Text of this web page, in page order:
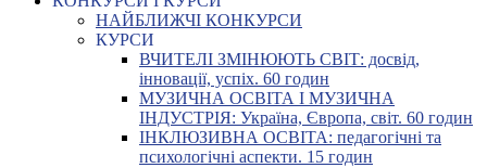
НАЙБЛИЖЧІ КОНКУРСИ
КУРСИ
ВЧИТЕЛІ ЗМІНЮЮТЬ СВІТ: досвід,
інновації, успіх. 60 годин
МУЗИЧНА ОСВІТА І МУЗИЧНА
ІНДУСТРІЯ: Україна, Європа, світ. 60 годин
ІНКЛЮЗИВНА ОСВІТА: педагогічні та
психологічні аспекти. 15 годин